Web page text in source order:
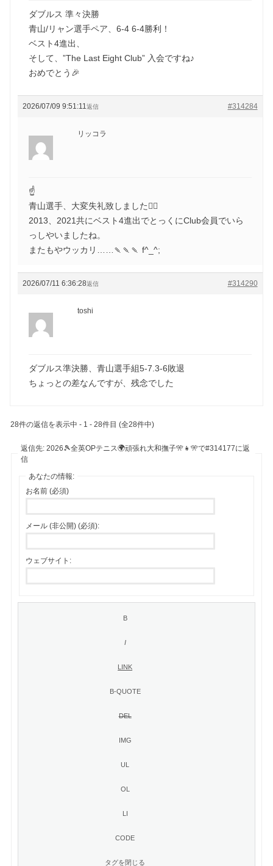
ダブルス 準々決勝
青山/リャン選手ペア、6-4 6-4勝利！
ベスト4進出、
そして、”The Last Eight Club” 入会ですね♪
おめでとう🎉
2026/07/09 9:51:11 #314284
返信
リッコラ
☝️
青山選手、大変失礼致しました🙇‍♀️
2013、2021共にベスト4進出でとっくにClub会員でいら
っしやいましたね。
またもやウッカリ……🍡🍡🍡 f^_^;
2026/07/11 6:36:28 #314290
返信
toshi
ダブルス準決勝、青山選手組5-7.3-6敗退
ちょっとの差なんですが、残念でした
28件の返信を表示中 - 1 - 28件目 (全28件中)
返信先: 2026🎾全英OPテニス🌍頑張れ大和撫子🎌👧🎌で#314177に返
信
あなたの情報:
お名前 (必須)
メール (非公開) (必須):
ウェブサイト: